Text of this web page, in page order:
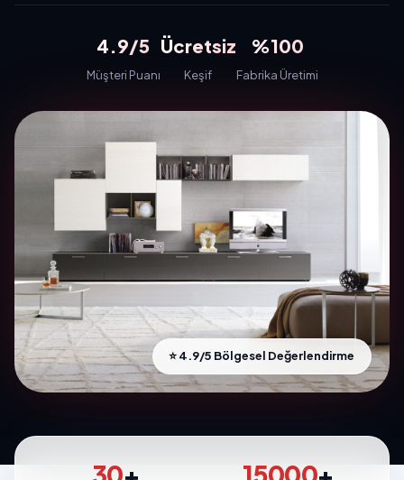
4.9/5
Müşteri Puanı
Ücretsiz
Keşif
%100
Fabrika Üretimi
⭐ 4.9/5 Bölgesel Değerlendirme